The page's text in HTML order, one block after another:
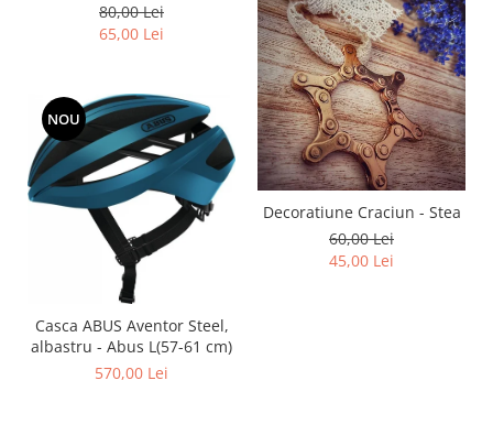
80,00 Lei
65,00 Lei
Decoratiune Craciun - Stea
60,00 Lei
45,00 Lei
NOU
Casca ABUS Aventor Steel,
albastru - Abus L(57-61 cm)
570,00 Lei